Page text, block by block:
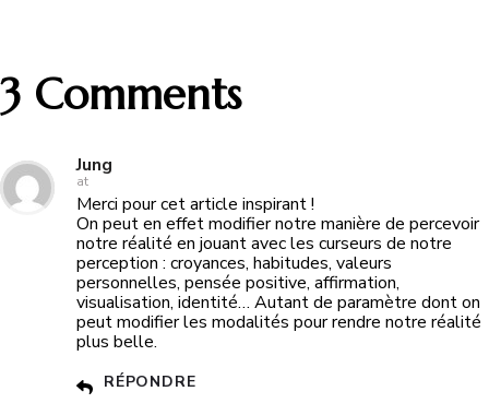
3 Comments
Jung
at
Merci pour cet article inspirant !
On peut en effet modifier notre manière de percevoir
notre réalité en jouant avec les curseurs de notre
perception : croyances, habitudes, valeurs
personnelles, pensée positive, affirmation,
visualisation, identité… Autant de paramètre dont on
peut modifier les modalités pour rendre notre réalité
plus belle.
RÉPONDRE